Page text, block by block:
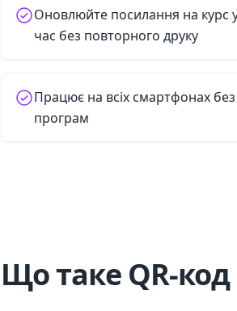
Оновлюйте посилання на курс
час без повторного друку
Працює на всіх смартфонах
програм
Що таке QR-код